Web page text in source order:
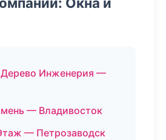
Дерево Инженерия —
— Владивосток
— Петрозаводск